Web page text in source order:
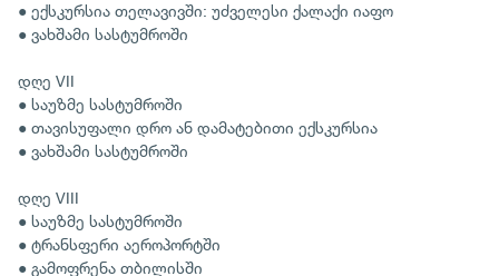
● ექსკურსია თელავივში: უძველესი ქალაქი იაფო
● ვახშამი სასტუმროში
დღე VII
● საუზმე სასტუმროში
● თავისუფალი დრო ან დამატებითი ექსკურსია
● ვახშამი სასტუმროში
დღე VIII
● საუზმე სასტუმროში
● ტრანსფერი აეროპორტში
● გამოფრენა თბილისში